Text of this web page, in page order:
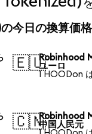
今日の換算価格
🇪🇺Robinhood
ユーロ
1 HOODon
🇨🇳Robinhood
中国人民元